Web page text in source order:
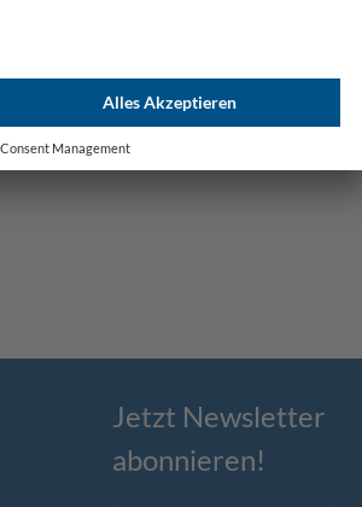
Jetzt Newsletter
abonnieren!